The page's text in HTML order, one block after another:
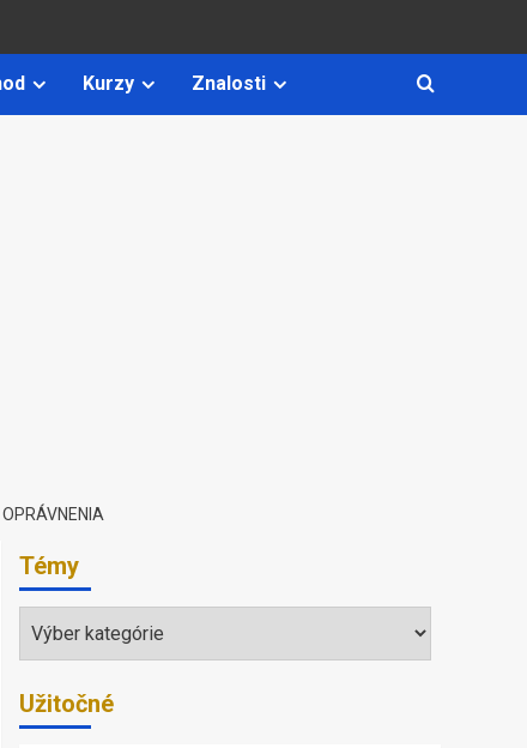
Kurzy Znalosti
Témy
Témy
Užitočné